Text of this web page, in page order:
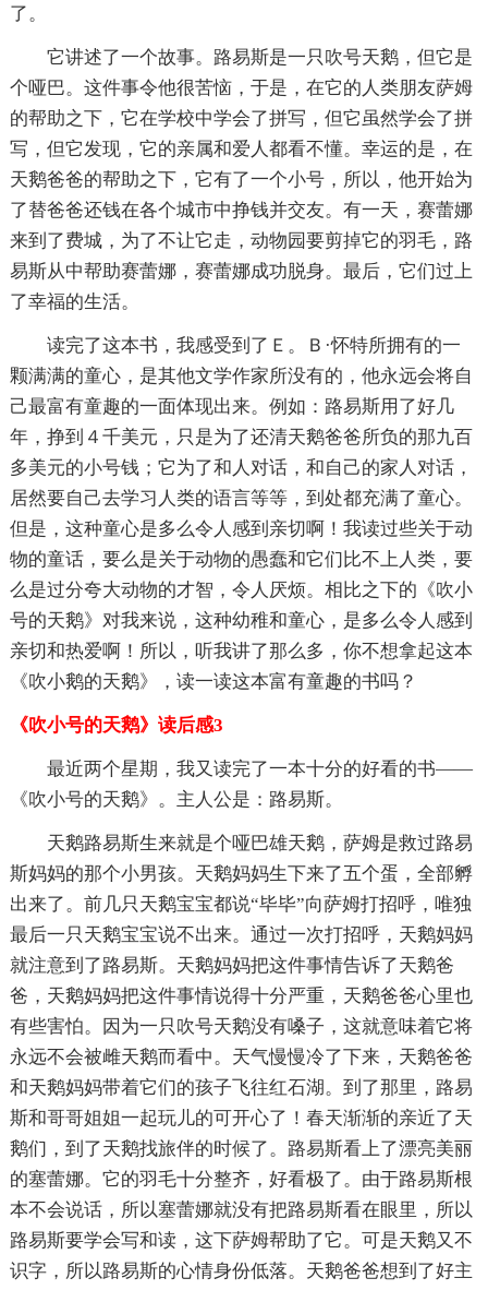
了。
它讲述了一个故事。路易斯是一只吹号天鹅，但它是
个哑巴。这件事令他很苦恼，于是，在它的人类朋友萨姆
的帮助之下，它在学校中学会了拼写，但它虽然学会了拼
写，但它发现，它的亲属和爱人都看不懂。幸运的是，在
天鹅爸爸的帮助之下，它有了一个小号，所以，他开始为
了替爸爸还钱在各个城市中挣钱并交友。有一天，赛蕾娜
来到了费城，为了不让它走，动物园要剪掉它的羽毛，路
易斯从中帮助赛蕾娜，赛蕾娜成功脱身。最后，它们过上
了幸福的生活。
读完了这本书，我感受到了Ｅ。Ｂ·怀特所拥有的一
颗满满的童心，是其他文学作家所没有的，他永远会将自
己最富有童趣的一面体现出来。例如：路易斯用了好几
年，挣到４千美元，只是为了还清天鹅爸爸所负的那九百
多美元的小号钱；它为了和人对话，和自己的家人对话，
居然要自己去学习人类的语言等等，到处都充满了童心。
但是，这种童心是多么令人感到亲切啊！我读过些关于动
物的童话，要么是关于动物的愚蠢和它们比不上人类，要
么是过分夸大动物的才智，令人厌烦。相比之下的《吹小
号的天鹅》对我来说，这种幼稚和童心，是多么令人感到
亲切和热爱啊！所以，听我讲了那么多，你不想拿起这本
《吹小鹅的天鹅》，读一读这本富有童趣的书吗？
《吹小号的天鹅》读后感3
最近两个星期，我又读完了一本十分的好看的书——
《吹小号的天鹅》。主人公是：路易斯。
天鹅路易斯生来就是个哑巴雄天鹅，萨姆是救过路易
斯妈妈的那个小男孩。天鹅妈妈生下来了五个蛋，全部孵
出来了。前几只天鹅宝宝都说“毕毕”向萨姆打招呼，唯独
最后一只天鹅宝宝说不出来。通过一次打招呼，天鹅妈妈
就注意到了路易斯。天鹅妈妈把这件事情告诉了天鹅爸
爸，天鹅妈妈把这件事情说得十分严重，天鹅爸爸心里也
有些害怕。因为一只吹号天鹅没有嗓子，这就意味着它将
永远不会被雌天鹅而看中。天气慢慢冷了下来，天鹅爸爸
和天鹅妈妈带着它们的孩子飞往红石湖。到了那里，路易
斯和哥哥姐姐一起玩儿的可开心了！春天渐渐的亲近了天
鹅们，到了天鹅找旅伴的时候了。路易斯看上了漂亮美丽
的塞蕾娜。它的羽毛十分整齐，好看极了。由于路易斯根
本不会说话，所以塞蕾娜就没有把路易斯看在眼里，所以
路易斯要学会写和读，这下萨姆帮助了它。可是天鹅又不
识字，所以路易斯的心情身份低落。天鹅爸爸想到了好主